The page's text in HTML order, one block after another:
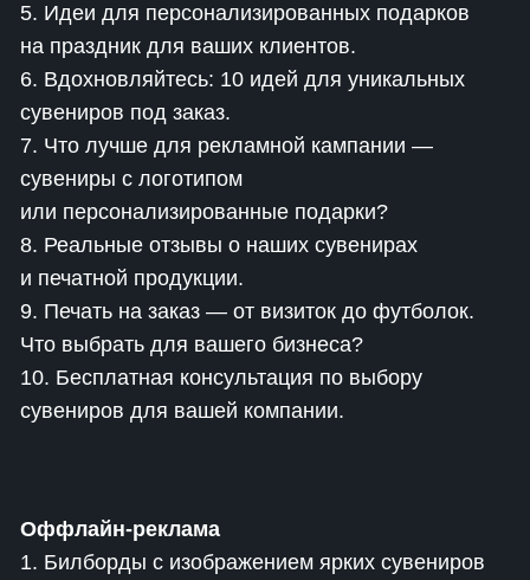
5. Идеи для персонализированных подарков
на праздник для ваших клиентов.
6. Вдохновляйтесь: 10 идей для уникальных
сувениров под заказ.
7. Что лучше для рекламной кампании —
сувениры с логотипом
или персонализированные подарки?
8. Реальные отзывы о наших сувенирах
и печатной продукции.
9. Печать на заказ — от визиток до футболок.
Что выбрать для вашего бизнеса?
10. Бесплатная консультация по выбору
сувениров для вашей компании.
Оффлайн-реклама
1. Билборды с изображением ярких сувениров